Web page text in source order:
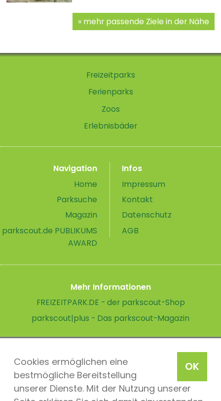
OK
Cookies ermöglichen eine
bestmögliche Bereitstellung
unserer Dienste. Mit der Nutzung unserer
mehr passende Ziele in der Nähe
Freizeitparks
Ferienparks
Zoos
Erlebnisbäder
Navigation
Home
Parksuche
Magazin
parkscout.de PUBLIKUMS
AWARD
Infos
Impressum
Kontakt
Datenschutz
AGB
Mehr Informationen
FREIZEITPARK.DE - der parkscout-Shop
parkscout|plus - Das parkscout-Magazin